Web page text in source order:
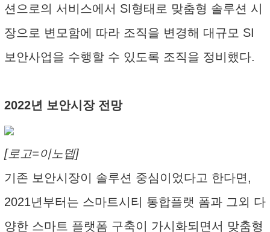
션으로의 서비스에서 SI형태로 맞춤형 솔루션 시
장으로 변모함에 따라 조직을 변경해 대규모 SI
보안사업을 수행할 수 있도록 조직을 정비했다.
2022년 보안시장 전망
[로고=이노뎁]
기존 보안시장이 솔루션 중심이었다고 한다면,
2021년부터는 스마트시티 통합플랫 폼과 그외 다
양한 스마트 플랫폼 구축이 가시화되면서 맞춤형